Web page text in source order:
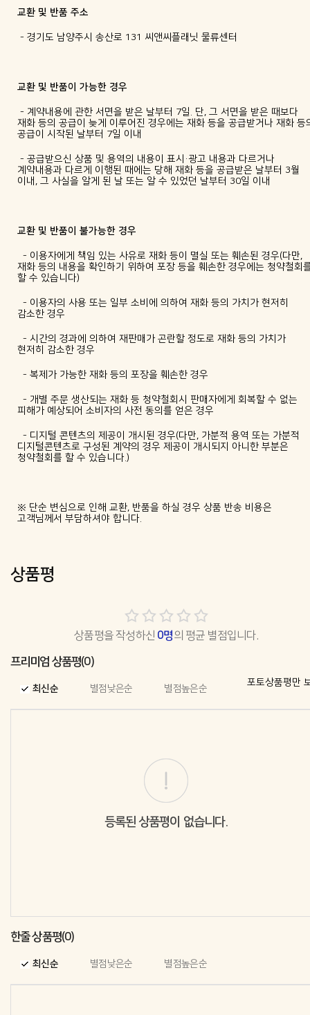
교환 및 반품 주소
- 경기도 남양주시 송산로 131 씨앤씨플래닛 물류센터
교환 및 반품이 가능한 경우
- 계약내용에 관한 서면을 받은 날부터 7일. 단, 그 서면을 받은 때보다
재화 등의 공급이 늦게 이루어진 경우에는 재화 등을 공급받거나 재화 등
공급이 시작된 날부터 7일 이내
- 공급받으신 상품 및 용역의 내용이 표시·광고 내용과 다르거나
계약내용과 다르게 이행된 때에는 당해 재화 등을 공급받은 날부터 3월
이내, 그 사실을 알게 된 날 또는 알 수 있었던 날부터 30일 이내
교환 및 반품이 불가능한 경우
- 이용자에게 책임 있는 사유로 재화 등이 멸실 또는 훼손된 경우(다만,
재화 등의 내용을 확인하기 위하여 포장 등을 훼손한 경우에는 청약철회
할 수 있습니다)
- 이용자의 사용 또는 일부 소비에 의하여 재화 등의 가치가 현저히
감소한 경우
- 시간의 경과에 의하여 재판매가 곤란할 정도로 재화 등의 가치가
현저히 감소한 경우
- 복제가 가능한 재화 등의 포장을 훼손한 경우
- 개별 주문 생산되는 재화 등 청약철회시 판매자에게 회복할 수 없는
피해가 예상되어 소비자의 사전 동의를 얻은 경우
- 디지털 콘텐츠의 제공이 개시된 경우(다만, 가분적 용역 또는 가분적
디지털콘텐츠로 구성된 계약의 경우 제공이 개시되지 아니한 부분은
청약철회를 할 수 있습니다.)
※ 단순 변심으로 인해 교환, 반품을 하실 경우 상품 반송 비용은
고객님께서 부담하셔야 합니다.
상품평
상품평을 작성하신 0명의 평균 별점입니다.
프리미엄 상품평(0)
최신순 별점낮은순 별점높은순
포토상품평만
등록된 상품평이 없습니다.
한줄 상품평(0)
최신순 별점낮은순 별점높은순